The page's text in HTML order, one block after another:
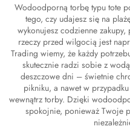
Wodoodporną torbę typu tote
tego, czy udajesz się na
wykonujesz codzienne
rzeczy przed wilgocią jest
Trading wiemy, że każdy
skutecznie radzi sobie z
deszczowe dni – świetnie
pikniku, a nawet w
wewnątrz torby. Dzięki
spokojnie, ponieważ Twoje